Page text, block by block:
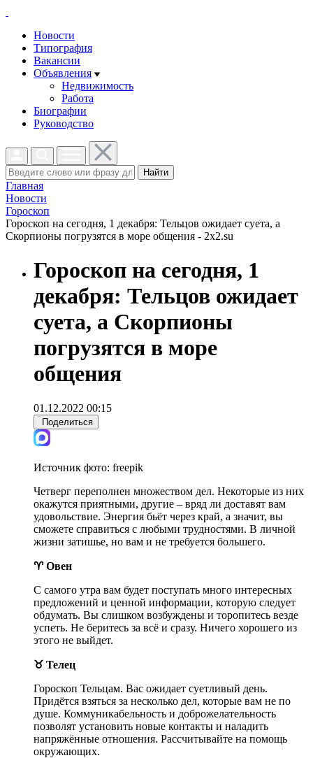
Новости
Типография
Вакансии
Объявления
Недвижимость
Работа
Биографии
Руководство
Найти
Главная
Новости
Гороскоп
Гороскоп на сегодня, 1 декабря: Тельцов ожидает суета, а
Скорпионы погрузятся в море общения - 2x2.su
Гороскоп на сегодня, 1
декабря: Тельцов ожидает
суета, а Скорпионы
погрузятся в море
общения
01.12.2022 00:15
Поделиться
Источник фото: freepik
Четверг переполнен множеством дел. Некоторые из них
окажутся приятными, другие – вряд ли доставят вам
удовольствие. Энергия бьёт через край, а значит, вы
сможете справиться с любыми трудностями. В личной
жизни затишье, но вам и не требуется большего.
♈ Овен
С самого утра вам будет поступать много интересных
предложений и ценной информации, которую следует
обдумать. Вы слишком возбуждены и торопитесь везде
успеть. Не беритесь за всё и сразу. Ничего хорошего из
этого не выйдет.
♉ Телец
Гороскоп Тельцам. Вас ожидает суетливый день.
Придётся взяться за несколько дел, которые вам не по
душе. Коммуникабельность и доброжелательность
позволят установить новые контакты и наладить
напряжённые отношения. Рассчитывайте на помощь
окружающих.